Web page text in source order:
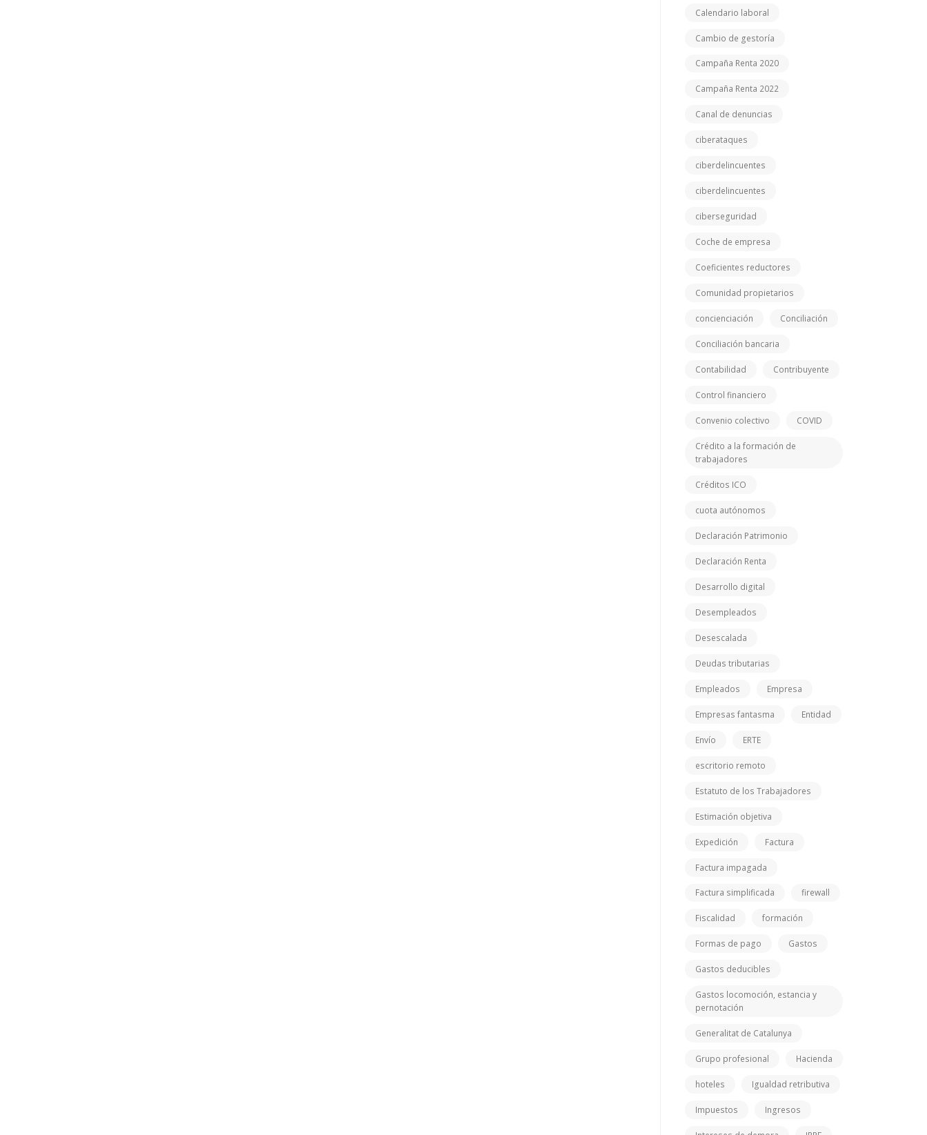
Calendario laboral
Cambio de gestoría
Campaña Renta 2020
Campaña Renta 2022
Canal de denuncias
ciberataques
ciberdelincuentes
ciberdelincuentes
ciberseguridad
Coche de empresa
Coeficientes reductores
Comunidad propietarios
concienciación Conciliación
Conciliación bancaria
Contabilidad Contribuyente
Control financiero
Convenio colectivo COVID
Crédito a la formación de
trabajadores
Créditos ICO
cuota autónomos
Declaración Patrimonio
Declaración Renta
Desarrollo digital
Desempleados
Desescalada
Deudas tributarias
Empleados Empresa
Empresas fantasma Entidad
Envío ERTE
escritorio remoto
Estatuto de los Trabajadores
Estimación objetiva
Expedición Factura
Factura impagada
Factura simplificada firewall
Fiscalidad formación
Formas de pago Gastos
Gastos deducibles
Gastos locomoción, estancia y
pernotación
Generalitat de Catalunya
Grupo profesional Hacienda
hoteles Igualdad retributiva
Impuestos Ingresos